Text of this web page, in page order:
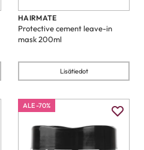
HAIRMATE
Protective cement leave-in
mask 200ml
Lisätiedot
ALE -70%